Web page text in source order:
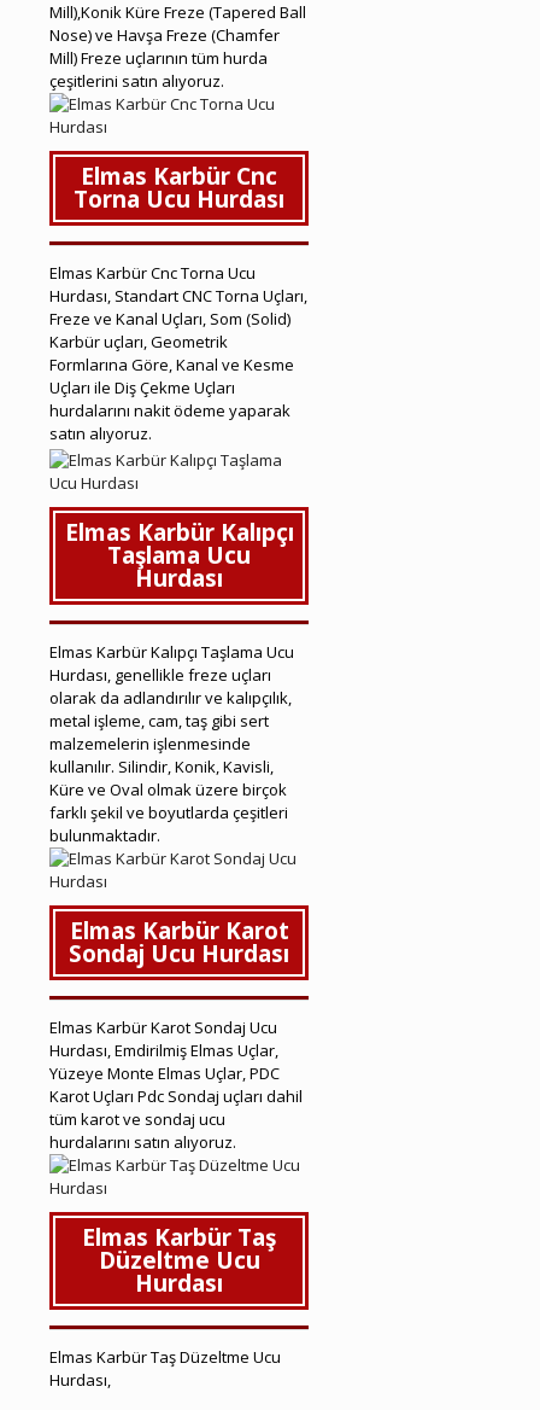
Mill),Konik Küre Freze (Tapered Ball
Nose) ve Havşa Freze (Chamfer
Mill) Freze uçlarının tüm hurda
çeşitlerini satın alıyoruz.
Elmas Karbür Cnc
Torna Ucu Hurdası
Elmas Karbür Cnc Torna Ucu
Hurdası, Standart CNC Torna Uçları,
Freze ve Kanal Uçları, Som (Solid)
Karbür uçları, Geometrik
Formlarına Göre, Kanal ve Kesme
Uçları ile Diş Çekme Uçları
hurdalarını nakit ödeme yaparak
satın alıyoruz.
Elmas Karbür Kalıpçı
Taşlama Ucu
Hurdası
Elmas Karbür Kalıpçı Taşlama Ucu
Hurdası, genellikle freze uçları
olarak da adlandırılır ve kalıpçılık,
metal işleme, cam, taş gibi sert
malzemelerin işlenmesinde
kullanılır. Silindir, Konik, Kavisli,
Küre ve Oval olmak üzere birçok
farklı şekil ve boyutlarda çeşitleri
bulunmaktadır.
Elmas Karbür Karot
Sondaj Ucu Hurdası
Elmas Karbür Karot Sondaj Ucu
Hurdası, Emdirilmiş Elmas Uçlar,
Yüzeye Monte Elmas Uçlar, PDC
Karot Uçları Pdc Sondaj uçları dahil
tüm karot ve sondaj ucu
hurdalarını satın alıyoruz.
Elmas Karbür Taş
Düzeltme Ucu
Hurdası
Elmas Karbür Taş Düzeltme Ucu
Hurdası,